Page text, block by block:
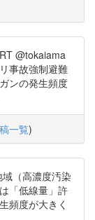
@tokaiama
事故強制避難
ンの発生頻度
一覧)
（高濃度汚染
「低線量」許
頻度が大きく